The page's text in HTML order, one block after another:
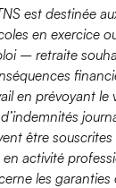
est destinée
en exercice
– retraite
en prévoyant le
être
en activité
les garanties